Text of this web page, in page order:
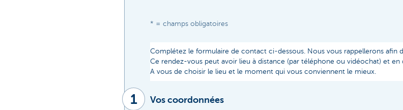
* = champs obligatoires
Complétez le formulaire de contact ci-dessous. Nous vous rappellerons afin
Ce rendez-vous peut avoir lieu à distance (par téléphone ou vidéochat) et en
A vous de choisir le lieu et le moment qui vous conviennent le mieux.
1 Vos coordonnées